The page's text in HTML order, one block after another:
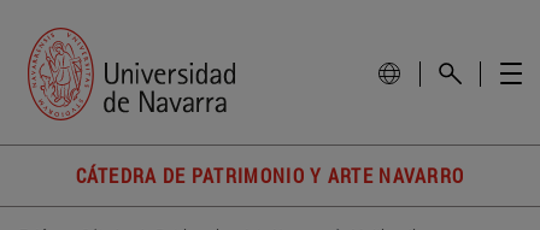
CÁTEDRA DE PATRIMONIO Y ARTE NAVARRO